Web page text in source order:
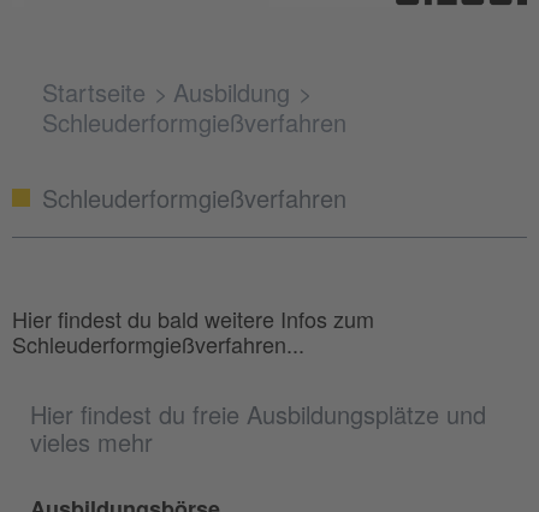
Startseite
Ausbildung
Schleuderformgießverfahren
Hier findest du freie Ausbildungsplätze und
vieles mehr
Schleuderformgießverfahren
Hier findest du bald weitere Infos zum
Schleuderformgießverfahren...